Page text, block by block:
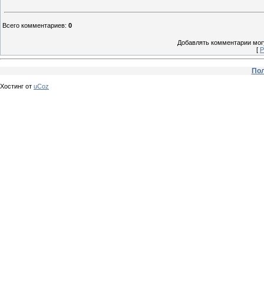
Всего комментариев: 0
Добавлять комментарии
[
Хостинг от uCoz